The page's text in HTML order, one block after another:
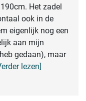
Het zadel
ook in de
eigenlijk nog een
aan mijn
gedaan), maar
lezen]